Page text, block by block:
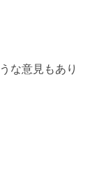
な意見もあり